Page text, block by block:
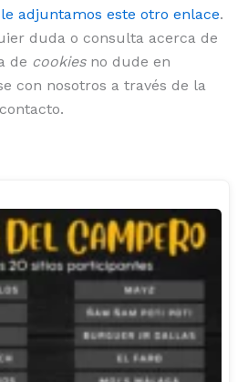
le adjuntamos este otro enlace.
duda o consulta acerca de
de cookiesno dude en
con nosotros a través de la